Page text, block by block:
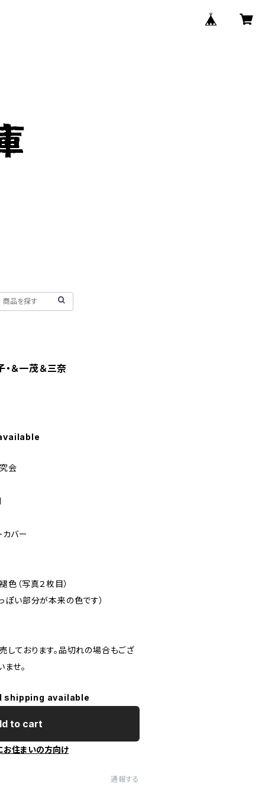
＆一茂＆三奈
会
バー
（写真２枚目）
い部分が本来の色です）
ております。品切れの場合もござ
せ。
shipping available
to cart
お住まいの方向け
通報する